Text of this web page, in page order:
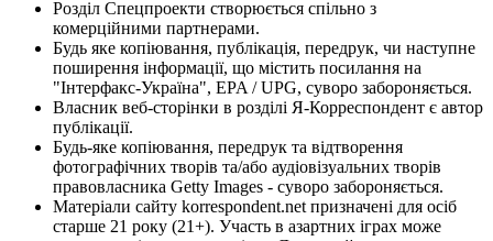
Розділ Спецпроекти створюється спільно з
комерційними партнерами.
Будь яке копіювання, публікація, передрук, чи наступне
поширення інформації, що містить посилання на
"Інтерфакс-Україна", EPA / UPG, суворо забороняється.
Власник веб-сторінки в розділі Я-Корреспондент є автор
публікації.
Будь-яке копіювання, передрук та відтворення
фотографічних творів та/або аудіовізуальних творів
правовласника Getty Images - суворо забороняється.
Матеріали сайту korrespondent.net призначені для осіб
старше 21 року (21+). Участь в азартних іграх може